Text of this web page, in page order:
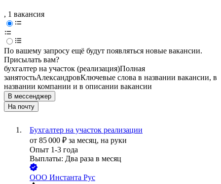
, 1 вакансия
По вашему запросу ещё будут появляться новые вакансии.
Присылать вам?
бухгалтер на участок (реализация)Полная
занятостьАлександровКлючевые слова в названии вакансии, в
названии компании и в описании вакансии
В мессенджер
На почту
Бухгалтер на участок реализации
от 85 000 ₽ за месяц, на руки
Опыт 1-3 года
Выплаты: Два раза в месяц
ООО Инстанта Рус